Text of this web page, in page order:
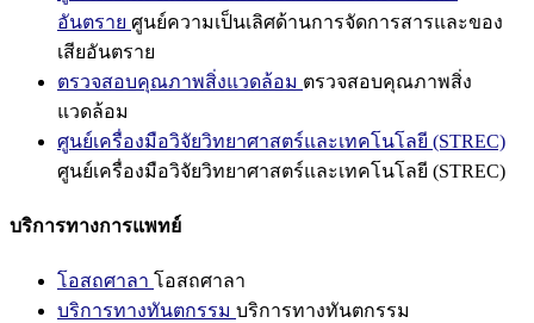
อันตราย ศูนย์ความเป็นเลิศด้านการจัดการสารและของ
เสียอันตราย
ตรวจสอบคุณภาพสิ่งแวดล้อม ตรวจสอบคุณภาพสิ่ง
แวดล้อม
ศูนย์เครื่องมือวิจัยวิทยาศาสตร์และเทคโนโลยี (STREC)
ศูนย์เครื่องมือวิจัยวิทยาศาสตร์และเทคโนโลยี (STREC)
บริการทางการแพทย์
โอสถศาลา โอสถศาลา
บริการทางทันตกรรม บริการทางทันตกรรม